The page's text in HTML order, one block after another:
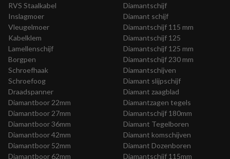
RVS Staalkabel
Inslagmoer
Vleugelmoer
Kabelklem
Lamellenschijf
Borgpen
Schroefhaak
Schroefoog
Draadspanner
Diamantschijf
Diamant schijf
Diamantschijf 115 mm
Diamantschijf 125
Diamantschijf 125 mm
Diamantschijf 230 mm
Diamantschijven
Diamant slijpschijf
Diamant zaagblad
Diamantboor 22mm
Diamantboor 27mm
Diamantboor 36mm
Diamantboor 42mm
Diamantboor 52mm
Diamantboor 62mm
Diamantzagen tegels
Diamantschijf 180mm
Diamant Tegelboren
Diamant komschijven
Diamant Dozenboren
Diamantschijf 115mm